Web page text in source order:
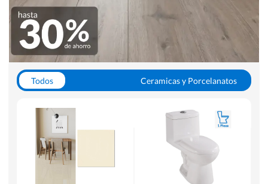
Todos
Ceramicas y Porcelanatos
WC y Sanitarios
Pisos Flotantes y Laminados
Pinturas